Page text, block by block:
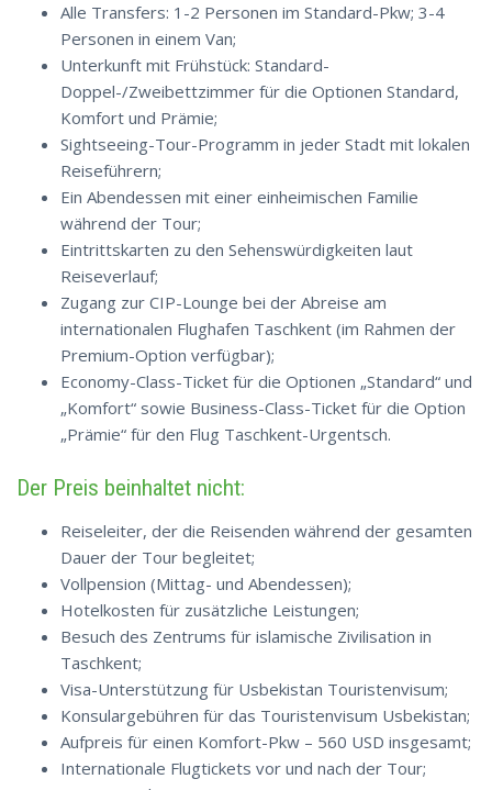
Alle Transfers: 1-2 Personen im Standard-Pkw; 3-4
Personen in einem Van;
Unterkunft mit Frühstück: Standard-
Doppel-/Zweibettzimmer für die Optionen Standard,
Komfort und Prämie;
Sightseeing-Tour-Programm in jeder Stadt mit lokalen
Reiseführern;
Ein Abendessen mit einer einheimischen Familie
während der Tour;
Eintrittskarten zu den Sehenswürdigkeiten laut
Reiseverlauf;
Zugang zur CIP-Lounge bei der Abreise am
internationalen Flughafen Taschkent (im Rahmen der
Premium-Option verfügbar);
Economy-Class-Ticket für die Optionen „Standard“ und
„Komfort“ sowie Business-Class-Ticket für die Option
„Prämie“ für den Flug Taschkent-Urgentsch.
Der Preis beinhaltet nicht:
Reiseleiter, der die Reisenden während der gesamten
Dauer der Tour begleitet;
Vollpension (Mittag- und Abendessen);
Hotelkosten für zusätzliche Leistungen;
Besuch des Zentrums für islamische Zivilisation in
Taschkent;
Visa-Unterstützung für Usbekistan Touristenvisum;
Konsulargebühren für das Touristenvisum Usbekistan;
Aufpreis für einen Komfort-Pkw – 560 USD insgesamt;
Internationale Flugtickets vor und nach der Tour;